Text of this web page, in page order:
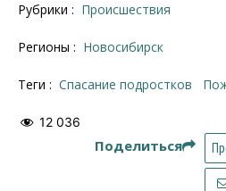
Рубрики : Происшествия
Регионы : Новосибирск
Теги : спасание подростков
12 036
Поделиться